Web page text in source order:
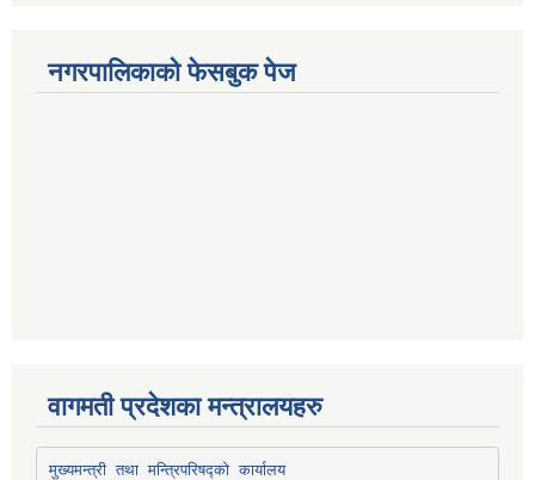
नगरपालिकाको फेसबुक पेज
वागमती प्रदेशका मन्त्रालयहरु
मुख्यमन्त्री तथा मन्त्रिपरिषद्को कार्यालय